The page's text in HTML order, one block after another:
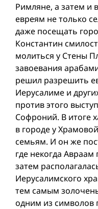
Римляне, а затем и
евреям не только
даже посещать
Константин
молиться у Стены
завоевания
решил разрешить
Иерусалиме и
против этого
Софроний. В итоге
в городе у
семьям. И он же
где некогда
затем
Иерусалимского
тем самым
одним из символов